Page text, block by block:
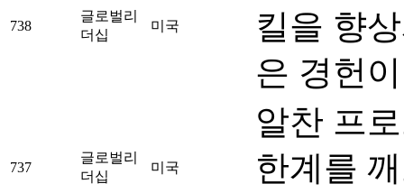
738
글로벌리
더십
미국
킬을 향
은 경헌
737
글로벌리
더십
미국
알찬 프
한계를